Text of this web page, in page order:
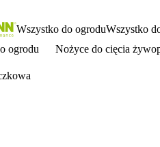
Wszystko do ogroduWszystko
ogrodu
Nożyce do cięcia